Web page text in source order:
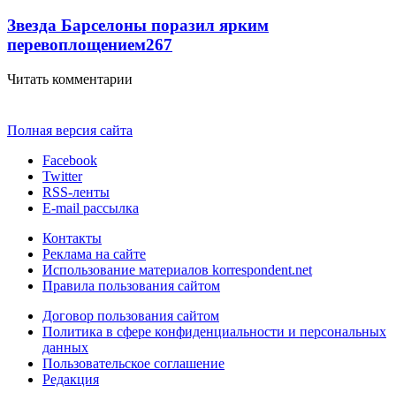
Звезда Барселоны поразил ярким
перевоплощением267
Читать комментарии
Полная версия сайта
Facebook
Twitter
RSS-ленты
E-mail рассылка
Контакты
Реклама на сайте
Использование материалов korrespondent.net
Правила пользования сайтом
Договор пользования сайтом
Политика в сфере конфиденциальности и персональных
данных
Пользовательское соглашение
Редакция